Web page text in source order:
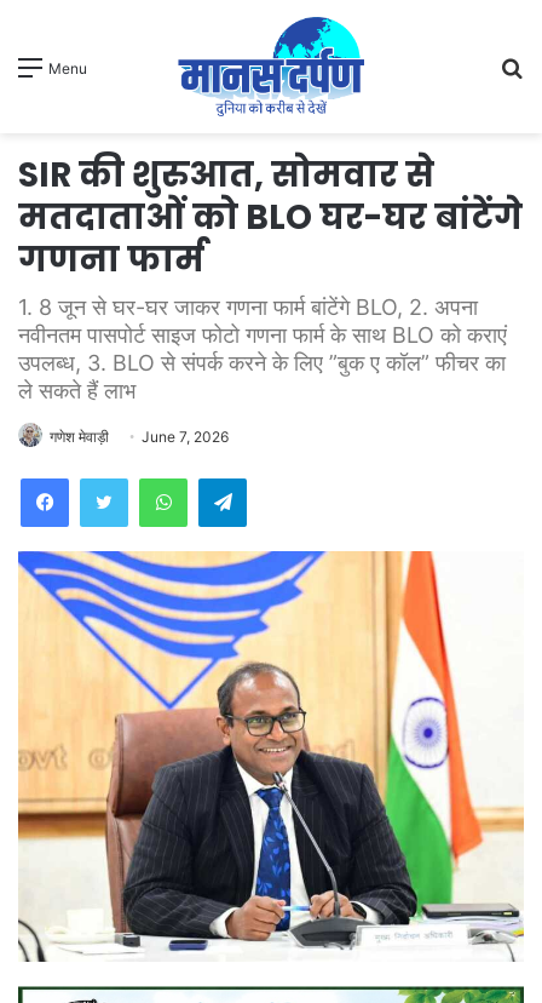
Menu
SIR की शुरुआत, सोमवार से
मतदाताओं को BLO घर-घर बांटेंगे
गणना फार्म
1. 8 जून से घर-घर जाकर गणना फार्म बांटेंगे BLO, 2. अपना
नवीनतम पासपोर्ट साइज फोटो गणना फार्म के साथ BLO को कराएं
उपलब्ध, 3. BLO से संपर्क करने के लिए ”बुक ए कॉल” फीचर का
ले सकते हैं लाभ
गणेश मेवाड़ी June 7, 2026
WhatsAppTelegram